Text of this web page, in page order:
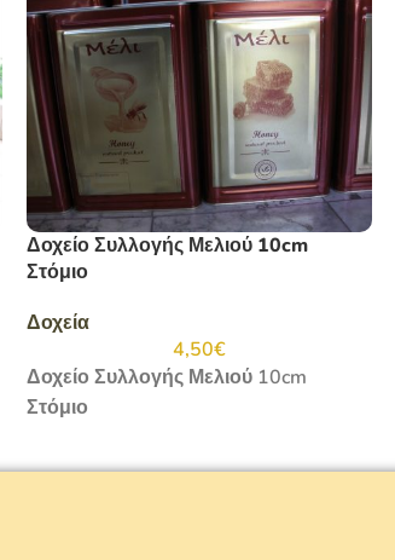
Δοχείο Συλλογής Μελιού 10cm
Στόμιο
Δοχεία
4,50€
Δοχείο Συλλογής Μελιού 10cm
Στόμιο